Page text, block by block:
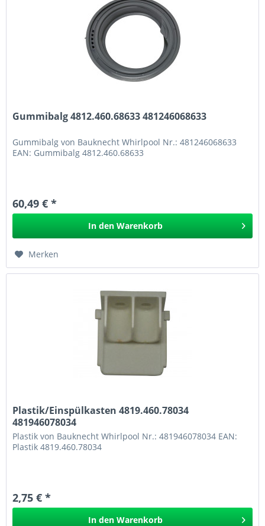
Gummibalg 4812.460.68633 481246068633
Gummibalg von Bauknecht Whirlpool Nr.: 481246068633
EAN: Gummibalg 4812.460.68633
60,49 € *
In den Warenkorb
Merken
Plastik/Einspülkasten 4819.460.78034
481946078034
Plastik von Bauknecht Whirlpool Nr.: 481946078034 EAN:
Plastik 4819.460.78034
2,75 € *
In den Warenkorb